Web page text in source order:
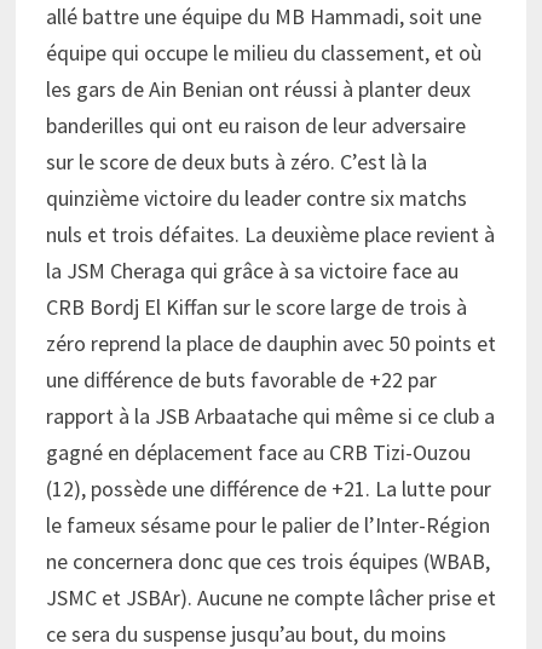
allé battre une équipe du MB Hammadi, soit une
équipe qui occupe le milieu du classement, et où
les gars de Ain Benian ont réussi à planter deux
banderilles qui ont eu raison de leur adversaire
sur le score de deux buts à zéro. C’est là la
quinzième victoire du leader contre six matchs
nuls et trois défaites. La deuxième place revient à
la JSM Cheraga qui grâce à sa victoire face au
CRB Bordj El Kiffan sur le score large de trois à
zéro reprend la place de dauphin avec 50 points et
une différence de buts favorable de +22 par
rapport à la JSB Arbaatache qui même si ce club a
gagné en déplacement face au CRB Tizi-Ouzou
(12), possède une différence de +21. La lutte pour
le fameux sésame pour le palier de l’Inter-Région
ne concernera donc que ces trois équipes (WBAB,
JSMC et JSBAr). Aucune ne compte lâcher prise et
ce sera du suspense jusqu’au bout, du moins